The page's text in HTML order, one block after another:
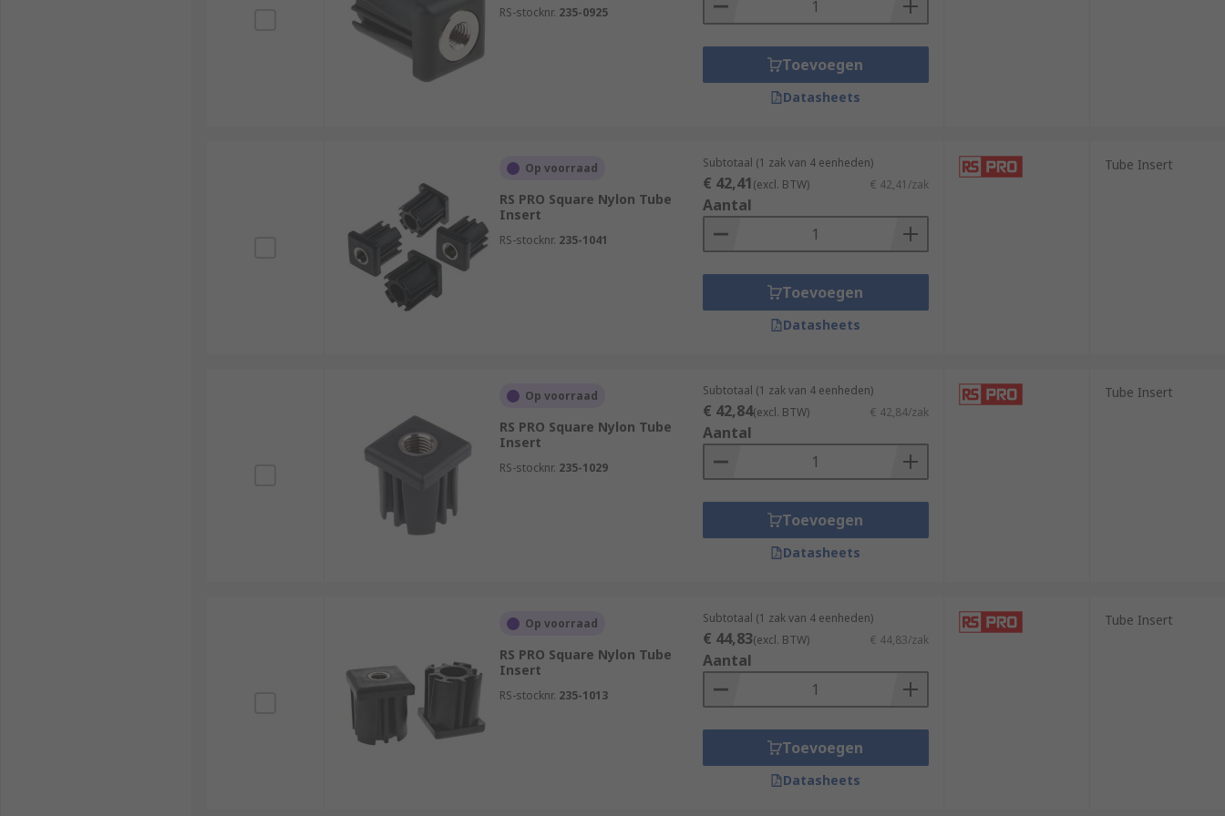
RS-stocknr. 235-0925
Toevoegen
Datasheets
Op voorraad
RS PRO Square Nylon Tube
Insert
RS-stocknr. 235-1041
Subtotaal (1 zak van 4 eenheden)
€ 42,41(excl. BTW) € 42,41/zak
Aantal
Toevoegen
Datasheets
Tube Insert
Op voorraad
RS PRO Square Nylon Tube
Insert
RS-stocknr. 235-1029
Subtotaal (1 zak van 4 eenheden)
€ 42,84(excl. BTW) € 42,84/zak
Aantal
Toevoegen
Datasheets
Tube Insert
Op voorraad
RS PRO Square Nylon Tube
Insert
RS-stocknr. 235-1013
Subtotaal (1 zak van 4 eenheden)
€ 44,83(excl. BTW) € 44,83/zak
Aantal
Toevoegen
Datasheets
Tube Insert